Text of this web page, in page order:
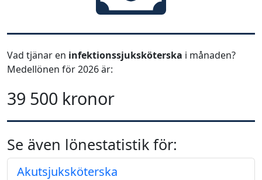
Vad tjänar en infektionssjuksköterska i månaden?
Medellönen för 2026 är:
39 500 kronor
Se även lönestatistik för:
Akutsjuksköterska